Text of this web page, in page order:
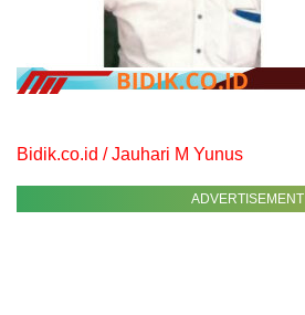
Bidik.co.id / Jauhari M Yunus
ADVERTISEMENT